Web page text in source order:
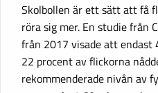
Skolbollen är ett sätt att få
röra sig mer. En studie från
från 2017 visade att endast
22 procent av flickorna
rekommenderade nivån av